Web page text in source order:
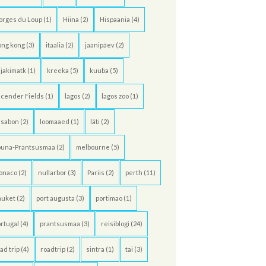
du Loup(1) Hiina (2) Hispaania (4)
kong(3) itaalia (2) jaanipäev(2)
(1) kreeka (5) kuuba (5)
Fields (1) lagos (2) lagos zoo(1)
(2) loomaaed (1) läti (2)
Prantsusmaa (2) melbourne (5)
(2) nullarbor(3) Pariis (2) perth (11)
(2) port augusta (3) portimao(1)
(4) prantsusmaa (3) reisiblogi (24)
trip(4) roadtrip(2) sintra (1) tai (3)